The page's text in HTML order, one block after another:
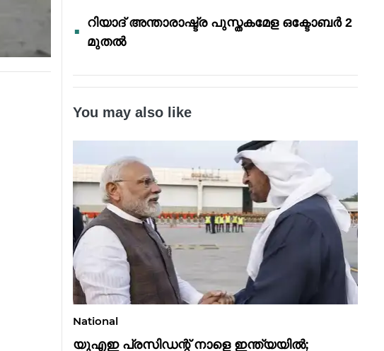
റിയാദ് അന്താരാഷ്ട്ര പുസ്തകമേള ഒക്ടോബർ 2
മുതൽ
You may also like
National
യുഎഇ പ്രസിഡന്റ് നാളെ ഇന്ത്യയിൽ;